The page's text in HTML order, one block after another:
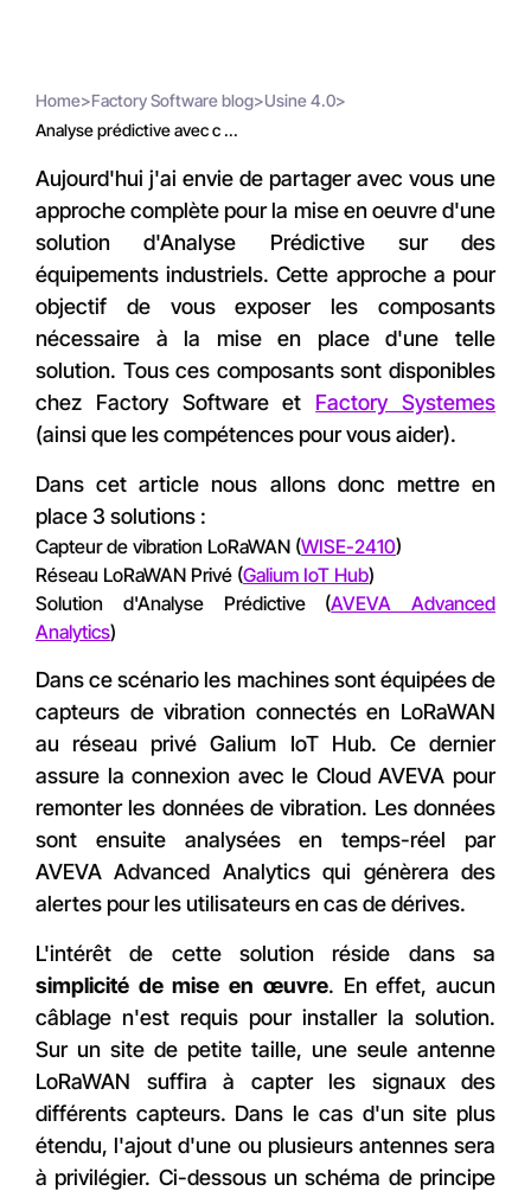
Home>Factory Software blog>Usine 4.0>
Analyse prédictive avec c ...
Aujourd'hui j'ai envie de partager avec vous une
approche complète pour la mise en oeuvre d'une
solution d'Analyse Prédictive sur des
équipements industriels. Cette approche a pour
objectif de vous exposer les composants
nécessaire à la mise en place d'une telle
solution. Tous ces composants sont disponibles
chez Factory Software et Factory Systemes
(ainsi que les compétences pour vous aider).
Dans cet article nous allons donc mettre en
place 3 solutions :
Capteur de vibration LoRaWAN (WISE-2410)
Réseau LoRaWAN Privé (Galium IoT Hub)
Solution d'Analyse Prédictive (AVEVA Advanced
Analytics)
Dans ce scénario les machines sont équipées de
capteurs de vibration connectés en LoRaWAN
au réseau privé Galium IoT Hub. Ce dernier
assure la connexion avec le Cloud AVEVA pour
remonter les données de vibration. Les données
sont ensuite analysées en temps-réel par
AVEVA Advanced Analytics qui génèrera des
alertes pour les utilisateurs en cas de dérives.
L'intérêt de cette solution réside dans sa
simplicité de mise en œuvre. En effet, aucun
câblage n'est requis pour installer la solution.
Sur un site de petite taille, une seule antenne
LoRaWAN suffira à capter les signaux des
différents capteurs. Dans le cas d'un site plus
étendu, l'ajout d'une ou plusieurs antennes sera
à privilégier. Ci-dessous un schéma de principe